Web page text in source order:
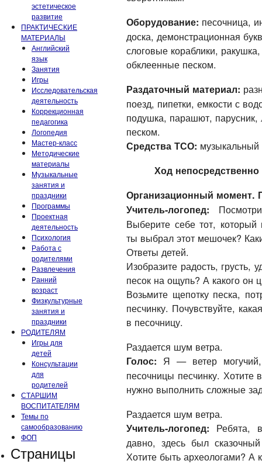
эстетическое
развитие
ПРАКТИЧЕСКИЕ
МАТЕРИАЛЫ
Английский
язык
Занятия
Игры
Исследовательская
деятельность
Коррекционная
педагогика
Логопедия
Мастер-класс
Методические
материалы
Музыкальные
занятия и
праздники
Программы
Проектная
деятельность
Психология
Работа с
родителями
Развлечения
Ранний
возраст
Физкультурные
занятия и
праздники
РОДИТЕЛЯМ
Игры для
детей
Консультации
для
родителей
СТАРШИМ
ВОСПИТАТЕЛЯМ
Темы по
самообразованию
ФОП
Страницы
Оборудование: песочница,
доска, демонстрационная
слоговые кораблики,
обклеенные песком.
Раздаточный материал:
поезд, пипетки, емкости с
подушка, парашют,
песком.
Средства ТСО: музыкальный
Ход
Организационный момент.
Учитель-логопед:
Выберите себе тот,
ты выбрал этот мешочек?
Ответы детей.
Изобразите радость, грусть,
песок на ощупь? А какого он
Возьмите щепотку песка,
песчинку. Почувствуйте,
в песочницу.
Раздается шум ветра.
Голос: Я — ветер
песочницы песчинку. Хотите
нужно выполнить сложные
Раздается шум ветра.
Учитель-логопед: Ребята,
давно, здесь был
Хотите быть археологами? А